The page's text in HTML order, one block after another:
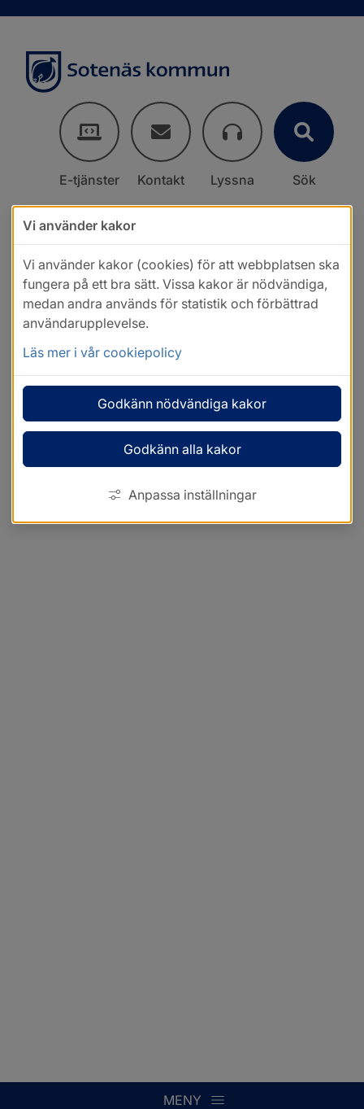
E-tjänster Kontakt Lyssna Sök
MENY
Vi använder kakor
Vi använder kakor (cookies) för att webbplatsen ska
fungera på ett bra sätt. Vissa kakor är nödvändiga,
medan andra används för statistik och förbättrad
användarupplevelse.
Läs mer i vår cookiepolicy
Godkänn nödvändiga kakor
Godkänn alla kakor
Anpassa inställningar